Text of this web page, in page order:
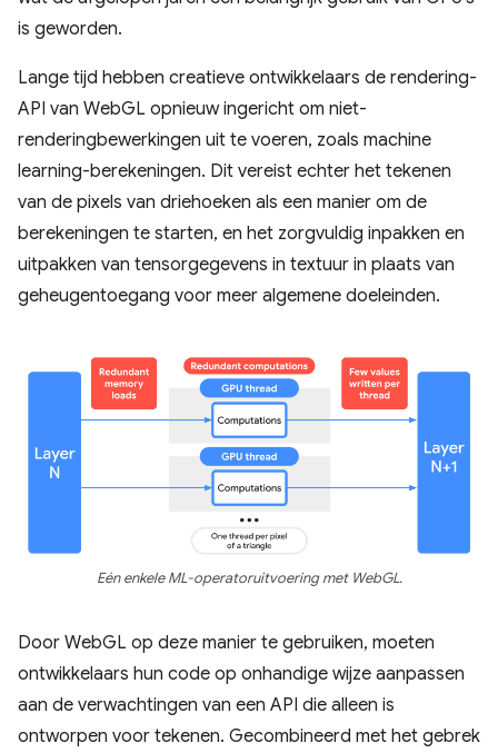
is geworden.
Lange tijd hebben creatieve ontwikkelaars de rendering-
API van WebGL opnieuw ingericht om niet-
renderingbewerkingen uit te voeren, zoals machine
learning-berekeningen. Dit vereist echter het tekenen
van de pixels van driehoeken als een manier om de
berekeningen te starten, en het zorgvuldig inpakken en
uitpakken van tensorgegevens in textuur in plaats van
geheugentoegang voor meer algemene doeleinden.
Eén enkele ML-operatoruitvoering met WebGL.
Door WebGL op deze manier te gebruiken, moeten
ontwikkelaars hun code op onhandige wijze aanpassen
aan de verwachtingen van een API die alleen is
ontworpen voor tekenen. Gecombineerd met het gebrek